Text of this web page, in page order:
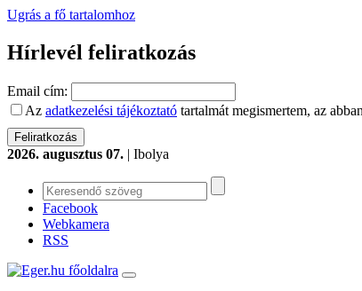
Ugrás a fő tartalomhoz
Hírlevél feliratkozás
Email cím:
Az adatkezelési tájékoztató tartalmát megismertem, az
2026. augusztus 07. | Ibolya
Facebook
Webkamera
RSS